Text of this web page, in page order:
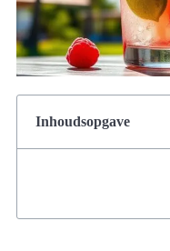
Inhoudsopgave